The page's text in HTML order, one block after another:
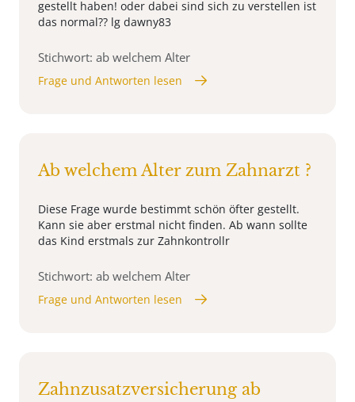
gestellt haben! oder dabei sind sich zu verstellen ist
das normal?? lg dawny83
Stichwort: ab welchem Alter
Frage und Antworten lesen
Ab welchem Alter zum Zahnarzt ?
Diese Frage wurde bestimmt schön öfter gestellt.
Kann sie aber erstmal nicht finden. Ab wann sollte
das Kind erstmals zur Zahnkontrollr
Stichwort: ab welchem Alter
Frage und Antworten lesen
Zahnzusatzversicherung ab